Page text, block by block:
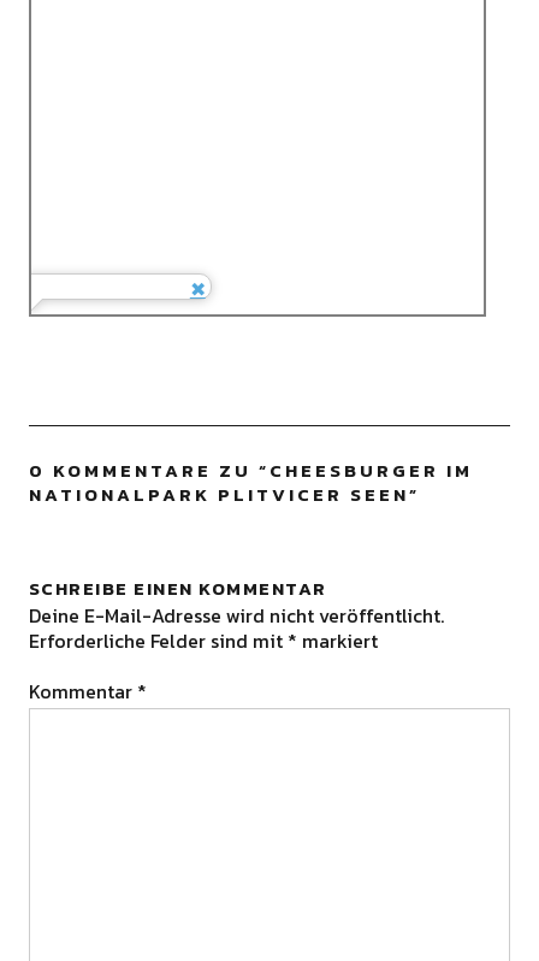
0 KOMMENTARE ZU “CHEESBURGER IM
NATIONALPARK PLITVICER SEEN”
SCHREIBE EINEN KOMMENTAR
Deine E-Mail-Adresse wird nicht veröffentlicht.
Erforderliche Felder sind mit * markiert
Kommentar *